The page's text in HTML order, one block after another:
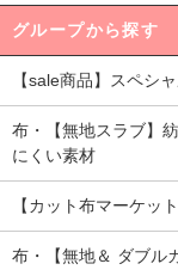
グループから探す
【sale商品】スペシ
布・【無地スラブ】
にくい素材
【カット布マーケッ
布・【無地＆ ダブル